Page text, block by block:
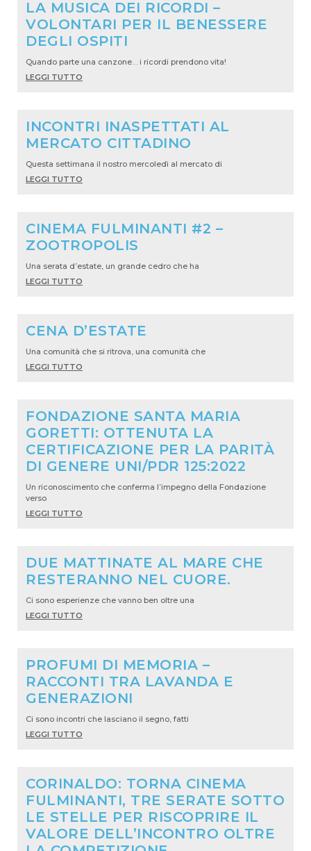
LA MUSICA DEI RICORDI –
VOLONTARI PER IL BENESSERE
DEGLI OSPITI
Quando parte una canzone… i ricordi prendono vita!
LEGGI TUTTO
INCONTRI INASPETTATI AL
MERCATO CITTADINO
Questa settimana il nostro mercoledì al mercato di
LEGGI TUTTO
CINEMA FULMINANTI #2 –
ZOOTROPOLIS
Una serata d’estate, un grande cedro che ha
LEGGI TUTTO
CENA D’ESTATE
Una comunità che si ritrova, una comunità che
LEGGI TUTTO
FONDAZIONE SANTA MARIA
GORETTI: OTTENUTA LA
CERTIFICAZIONE PER LA PARITÀ
DI GENERE UNI/PDR 125:2022
Un riconoscimento che conferma l’impegno della Fondazione
verso
LEGGI TUTTO
DUE MATTINATE AL MARE CHE
RESTERANNO NEL CUORE.
Ci sono esperienze che vanno ben oltre una
LEGGI TUTTO
PROFUMI DI MEMORIA –
RACCONTI TRA LAVANDA E
GENERAZIONI
Ci sono incontri che lasciano il segno, fatti
LEGGI TUTTO
CORINALDO: TORNA CINEMA
FULMINANTI, TRE SERATE SOTTO
LE STELLE PER RISCOPRIRE IL
VALORE DELL’INCONTRO OLTRE